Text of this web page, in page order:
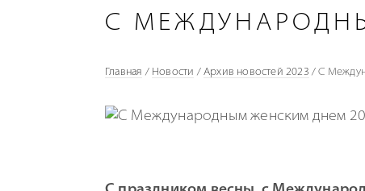
С
Главная / Новости /Архив новостей 2023 /С